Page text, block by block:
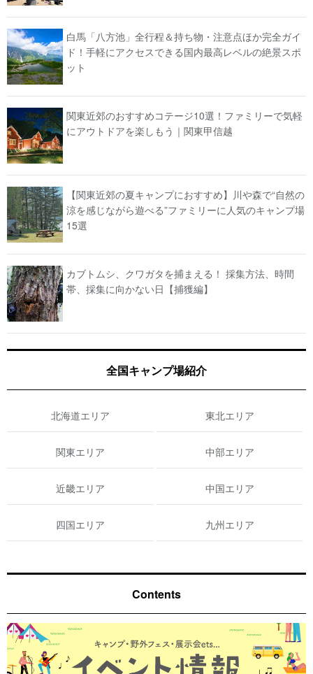
白馬「八方池」全行程＆持ち物・注意点ほか完全ガイ
ド！手軽にアクセスできる国内最高レベルの絶景スポ
ット
関東近郊のおすすめコテージ10選！ファミリーで気軽
にアウトドアを楽しもう｜関東甲信越
【関東近郊の夏キャンプにおすすめ】川や森で“自然の
涼を感じながら遊べる”ファミリーに人気のキャンプ場
15選
カブトムシ、クワガタを捕まえる！ 採集方法、時間
帯、採集に向かない日【捕獲編】
全国キャンプ場紹介
北海道エリア 東北エリア
関東エリア 中部エリア
近畿エリア 中国エリア
四国エリア 九州エリア
Contents